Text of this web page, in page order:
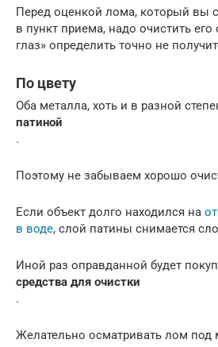
Перед оценкой лома, который вы
в пункт приема, надо очистить его
глаз» определить точно не
По цвету
Оба металла, хоть и в разной
патиной
.
Поэтому не забываем хорошо
Если объект долго находился на
в воде, слой патины снимается
Иной раз оправданной будет
средства для очистки
.
Желательно осматривать лом